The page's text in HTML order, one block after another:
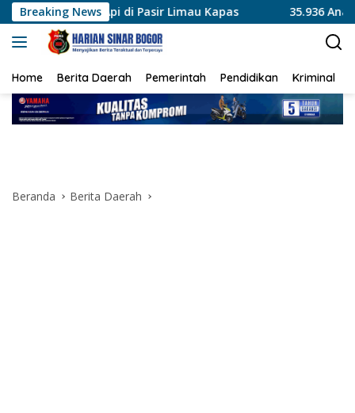
Langsung
ke
konten
Breaking News
Pasir Limau Kapas 35.936 Anak Muda Main Bareng
Home Berita Daerah Pemerintah Pendidikan Kriminal
Beranda Berita Daerah